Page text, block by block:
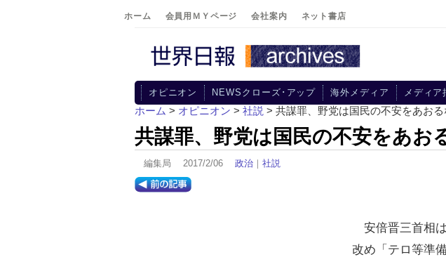
ホーム 会員用ＭＹページ 会社案内 ネット書店
オピニオン NEWSクローズ･アップ 海外メディア メディア
ホーム > オピニオン > 社説 > 共謀罪、野党は国民の不安をあおる
共謀罪、野党は国民の不安をあお
編集局 2017/2/06 政治 ｜ 社説
安倍晋三首相
改め「テロ等準